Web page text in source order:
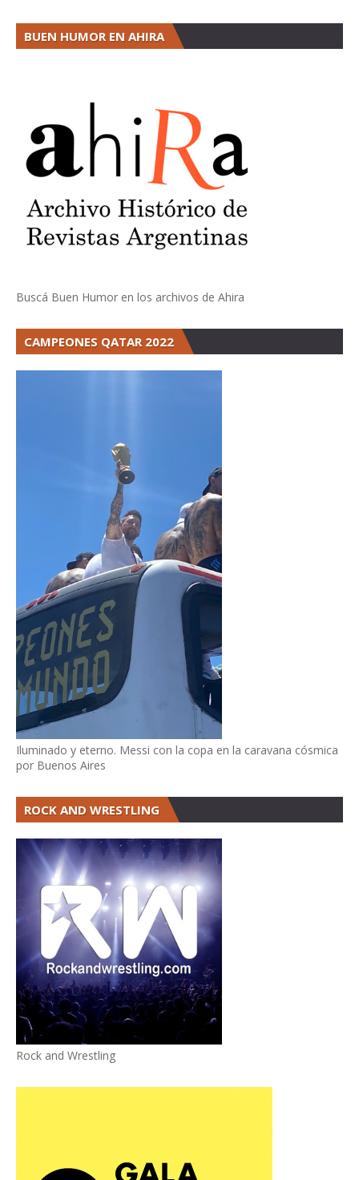
BUEN HUMOR EN AHIRA
Buscá Buen Humor en los archivos de Ahira
CAMPEONES QATAR 2022
Iluminado y eterno. Messi con la copa en la caravana cósmica
por Buenos Aires
ROCK AND WRESTLING
Rock and Wrestling